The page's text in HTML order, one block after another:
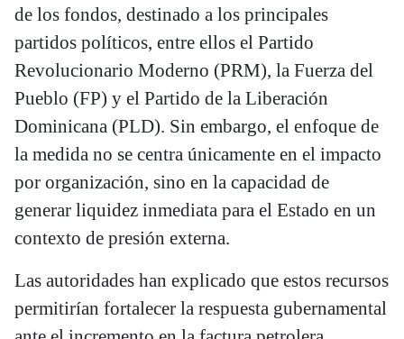
de los fondos, destinado a los principales
partidos políticos, entre ellos el Partido
Revolucionario Moderno (PRM), la Fuerza del
Pueblo (FP) y el Partido de la Liberación
Dominicana (PLD). Sin embargo, el enfoque de
la medida no se centra únicamente en el impacto
por organización, sino en la capacidad de
generar liquidez inmediata para el Estado en un
contexto de presión externa.
Las autoridades han explicado que estos recursos
permitirían fortalecer la respuesta gubernamental